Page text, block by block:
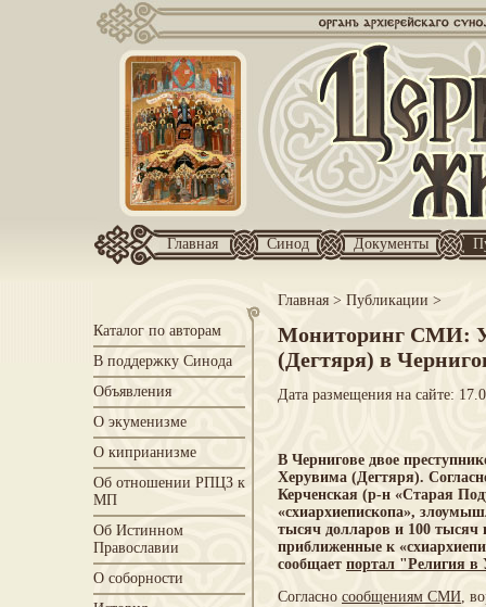
Главная Синод Документы
Главная> Публикации >
Каталог по авторам
В поддержку Синода
Объявления
О экуменизме
О киприанизме
Об отношении РПЦЗ к
МП
Об Истинном
Православии
О соборности
Мониторинг СМИ: У
(Дегтяря) в
Дата размещения на сайте:
В Чернигове двое
Херувима (Дегтяря).
Керченская (р-н «Старая
«схиархиепископа»,
тысяч долларов и 100
приближенные к
сообщает портал "Религия в
Согласно сообщениям СМИ,